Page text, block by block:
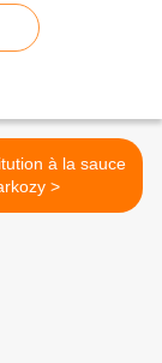
à la sauce
Sarkozy >